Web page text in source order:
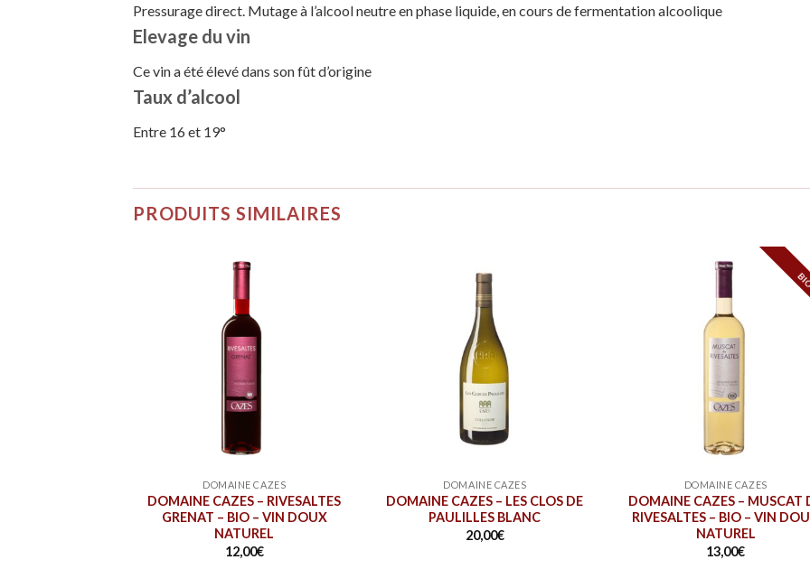
Pressurage direct. Mutage à l’alcool neutre en phase liquide, en cours de fermentation alcoolique
Elevage du vin
Ce vin a été élevé dans son fût d’origine
Taux d’alcool
Entre 16 et 19°
PRODUITS SIMILAIRES
DOMAINE CAZES
DOMAINE CAZES – RIVESALTES
GRENAT – BIO – VIN DOUX
NATUREL
12,00€
DOMAINE CAZES
DOMAINE CAZES – LES CLOS DE
PAULILLES BLANC
20,00€
DOMAINE CAZES
DOMAINE CAZES – MUSCAT
RIVESALTES – BIO – VIN
NATUREL
13,00€